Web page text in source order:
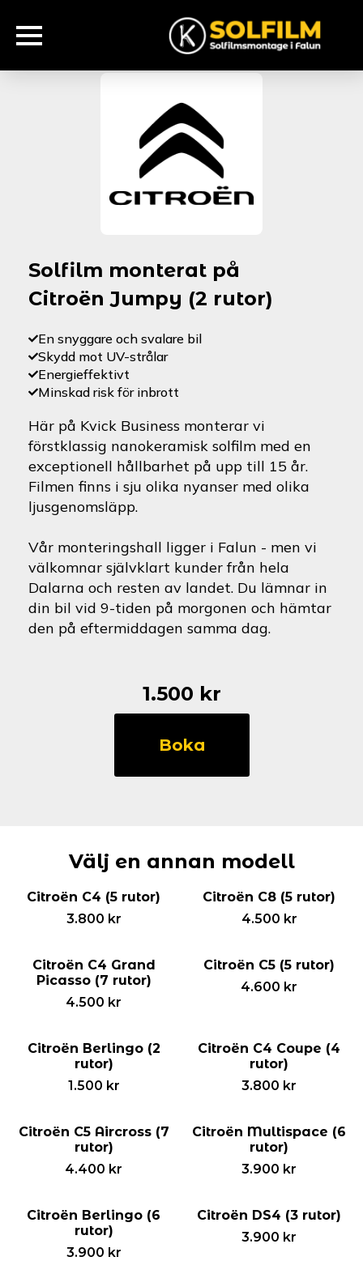
Solfilm monterat på
Citroën Jumpy (2 rutor)
En snyggare och svalare bil
Skydd mot UV-strålar
Energieffektivt
Minskad risk för inbrott
Här på Kvick Business monterar vi
förstklassig nanokeramisk solfilm med en
exceptionell hållbarhet på upp till 15 år.
Filmen finns i sju olika nyanser med olika
ljusgenomsläpp.
Vår monteringshall ligger i Falun - men vi
välkomnar självklart kunder från hela
Dalarna och resten av landet. Du lämnar in
din bil vid 9-tiden på morgonen och hämtar
den på eftermiddagen samma dag.
1.500 kr
Citroën
mängd
Boka
Välj en annan modell
Citroën C4 (5 rutor)
3.800 kr
Citroën C8 (5 rutor)
4.500 kr
Citroën C4 Grand
Picasso (7 rutor)
4.500 kr
Citroën C5 (5 rutor)
4.600 kr
Citroën Berlingo (2
rutor)
1.500 kr
Citroën C4 Coupe (4
rutor)
3.800 kr
Citroën C5 Aircross (7
rutor)
4.400 kr
Citroën Multispace (6
rutor)
3.900 kr
Citroën Berlingo (6
rutor)
3.900 kr
Citroën DS4 (3 rutor)
3.900 kr